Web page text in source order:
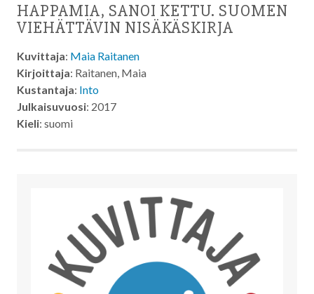
HAPPAMIA, SANOI KETTU. SUOMEN
VIEHÄTTÄVIN NISÄKÄSKIRJA
Kuvittaja: Maia Raitanen
Kirjoittaja: Raitanen, Maia
Kustantaja: Into
Julkaisuvuosi: 2017
Kieli: suomi